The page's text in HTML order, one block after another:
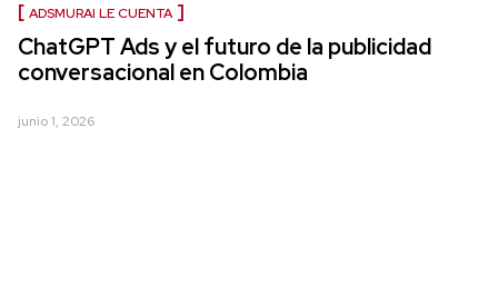
ADSMURAI LE CUENTA
ChatGPT Ads y el futuro de la publicidad
conversacional en Colombia
junio 1, 2026